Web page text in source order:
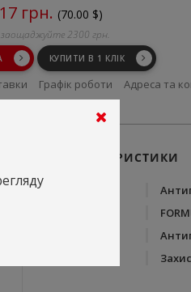
грн. (70.00 $)
2300 грн.
КУПИТИ В 1 КЛІК
Графік роботи
Адреса та
ХАРАКТЕРИСТИКИ